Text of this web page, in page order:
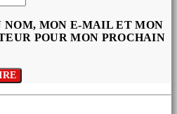
NOM, MON E-MAIL ET MON
POUR MON PROCHAIN